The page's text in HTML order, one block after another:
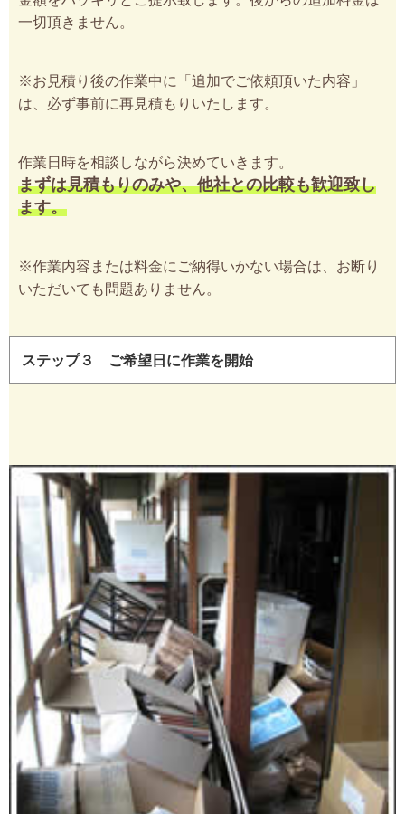
一切頂きません。
※お見積り後の作業中に「追加でご依頼頂いた内容」
は、必ず事前に再見積もりいたします。
作業日時を相談しながら決めていきます。
まずは見積もりのみや、他社との比較も歓迎致し
ます。
※作業内容または料金にご納得いかない場合は、お断り
いただいても問題ありません。
ステップ３ ご希望日に作業を開始